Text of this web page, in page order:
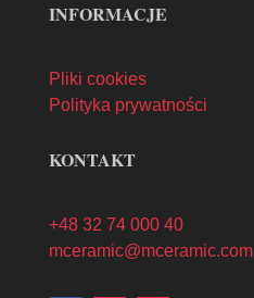
INFORMACJE
Pliki cookies
Polityka prywatności
KONTAKT
+48 32 74 000 40
mceramic@mceramic.com